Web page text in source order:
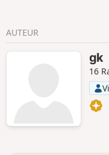
AUTEUR
gk
16